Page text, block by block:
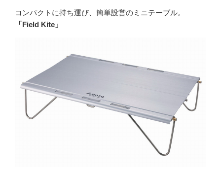
コンパクトに持ち運び、簡単設営のミニテーブル。
「Field Kite」